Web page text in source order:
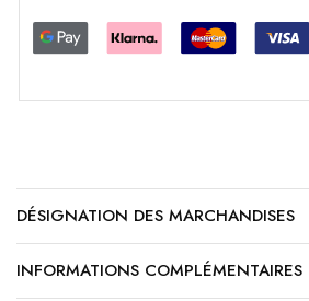
DÉSIGNATION DES MARCHANDISES
INFORMATIONS COMPLÉMENTAIRES